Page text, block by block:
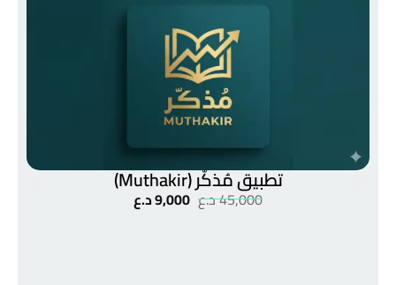
تطبيق مُذكّر (Muthakir)
45,000د.ع 9,000د.ع